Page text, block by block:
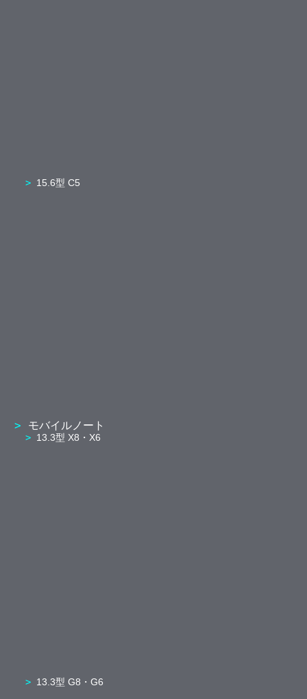
15.6型 C5
モバイルノート
13.3型 X8・X6
13.3型 G8・G6